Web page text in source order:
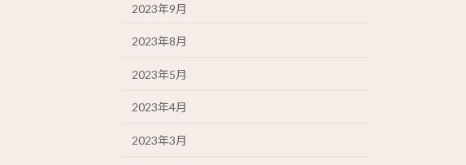
2023年9月
2023年8月
2023年5月
2023年4月
2023年3月